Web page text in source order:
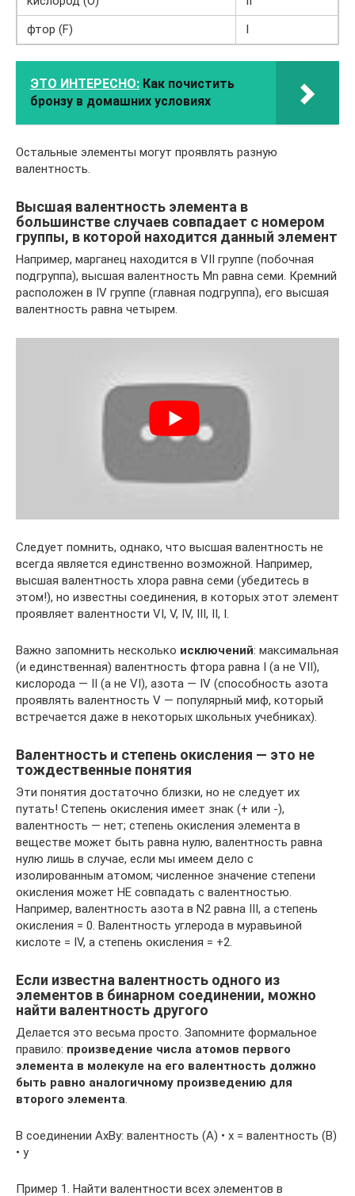
фтор (F)
I
ЭТО ИНТЕРЕСНО: Как почистить
бронзу в домашних условиях
Остальные элементы могут проявлять разную
валентность.
Высшая валентность элемента в
большинстве случаев совпадает с номером
группы, в которой находится данный элемент
Например, марганец находится в VII группе (побочная
подгруппа), высшая валентность Mn равна семи. Кремний
расположен в IV группе (главная подгруппа), его высшая
валентность равна четырем.
Следует помнить, однако, что высшая валентность не
всегда является единственно возможной. Например,
высшая валентность хлора равна семи (убедитесь в
этом!), но известны соединения, в которых этот элемент
проявляет валентности VI, V, IV, III, II, I.
Важно запомнить несколько исключений: максимальная
(и единственная) валентность фтора равна I (а не VII),
кислорода — II (а не VI), азота — IV (способность азота
проявлять валентность V — популярный миф, который
встречается даже в некоторых школьных учебниках).
Валентность и степень окисления — это не
тождественные понятия
Эти понятия достаточно близки, но не следует их
путать! Степень окисления имеет знак (+ или -),
валентность — нет; степень окисления элемента в
веществе может быть равна нулю, валентность равна
нулю лишь в случае, если мы имеем дело с
изолированным атомом; численное значение степени
окисления может НЕ совпадать с валентностью.
Например, валентность азота в N2 равна III, а степень
окисления = 0. Валентность углерода в муравьиной
кислоте = IV, а степень окисления = +2.
Если известна валентность одного из
элементов в бинарном соединении, можно
найти валентность другого
Делается это весьма просто. Запомните формальное
правило: произведение числа атомов первого
элемента в молекуле на его валентность должно
быть равно аналогичному произведению для
второго элемента.
В соединении AxBy: валентность (А) • x = валентность (В)
• y
Пример 1. Найти валентности всех элементов в